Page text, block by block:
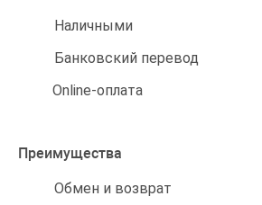
Наличными
Банковский перевод
Online-оплата
Преимущества
Обмен и возврат